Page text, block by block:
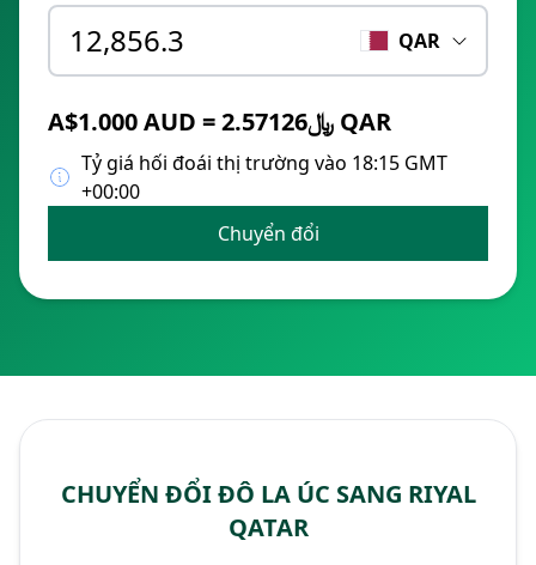
QAR
A$1.000 AUD = ﷼2.57126 QAR
Tỷ giá hối đoái thị trường vào 18:15 GMT
+00:00
Chuyển đổi
CHUYỂN ĐỔI ĐÔ LA ÚC SANG RIYAL
QATAR